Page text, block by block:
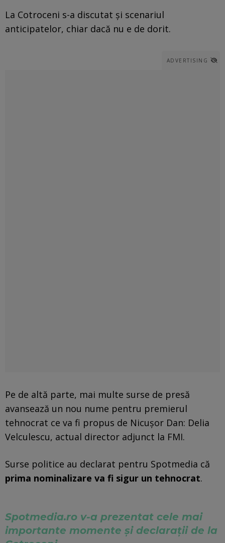
La Cotroceni s-a discutat şi scenariul
anticipatelor, chiar dacă nu e de dorit.
ADVERTISING
Pe de altă parte, mai multe surse de presă
avansează un nou nume pentru premierul
tehnocrat ce va fi propus de Nicuşor Dan: Delia
Velculescu, actual director adjunct la FMI.
Surse politice au declarat pentru Spotmedia că
prima nominalizare va fi sigur un tehnocrat.
Spotmedia.ro v-a prezentat cele mai
importante momente şi declaraţii de la